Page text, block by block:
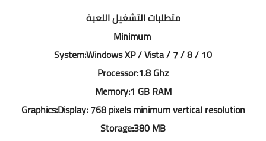
متطلبات التشغيل اللعبة
Minimum
System:Windows XP / Vista / 7 / 8 / 10
Processor:1.8 Ghz
Memory:1 GB RAM
Graphics:Display: 768 pixels minimum vertical resolution
Storage:380 MB